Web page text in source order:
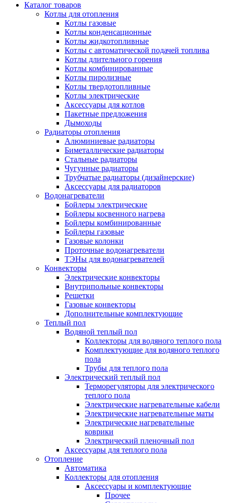
Каталог товаров
Котлы для отопления
Котлы газовые
Котлы конденсационные
Котлы жидкотопливные
Котлы с автоматической подачей топлива
Котлы длительного горения
Котлы комбинированные
Котлы пиролизные
Котлы твердотопливные
Котлы электрические
Аксессуары для котлов
Пакетные предложения
Дымоходы
Радиаторы отопления
Алюминиевые радиаторы
Биметаллические радиаторы
Стальные радиаторы
Чугунные радиаторы
Трубчатые радиаторы (дизайнерские)
Аксессуары для радиаторов
Водонагреватели
Бойлеры электрические
Бойлеры косвенного нагрева
Бойлеры комбинированные
Бойлеры газовые
Газовые колонки
Проточные водонагреватели
ТЭНы для водонагревателей
Конвекторы
Электрические конвекторы
Внутрипольные конвекторы
Решетки
Газовые конвекторы
Дополнительные комплектующие
Теплый пол
Водяной теплый пол
Коллекторы для водяного теплого пола
Комплектующие для водяного теплого
пола
Трубы для теплого пола
Электрический теплый пол
Терморегуляторы для электрического
теплого пола
Электрические нагревательные кабели
Электрические нагревательные маты
Электрические нагревательные
коврики
Электрический пленочный пол
Аксессуары для теплого пола
Отопление
Автоматика
Коллекторы для отопления
Аксессуары и комплектующие
Прочее